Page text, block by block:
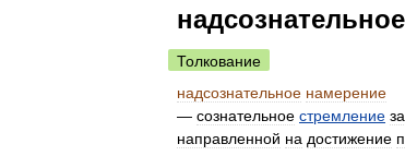
Толкование
надсознательное намерение
— сознательное стремление
направленной на достижение